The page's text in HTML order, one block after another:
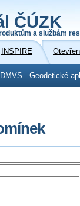
ČÚZK
a službám
INSPIRE
DMVS Geodetické